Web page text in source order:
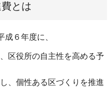
とは
６年度に、
区役所の自主性を高める予
、個性ある区づくりを推進